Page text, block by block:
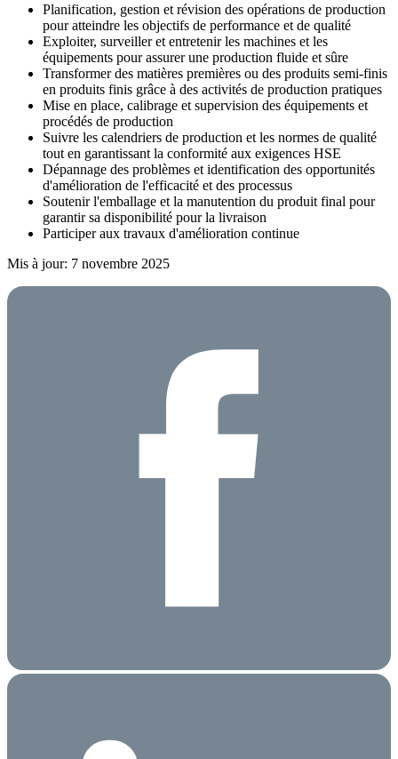
Planification, gestion et révision des opérations de production
pour atteindre les objectifs de performance et de qualité
Exploiter, surveiller et entretenir les machines et les
équipements pour assurer une production fluide et sûre
Transformer des matières premières ou des produits semi-finis
en produits finis grâce à des activités de production pratiques
Mise en place, calibrage et supervision des équipements et
procédés de production
Suivre les calendriers de production et les normes de qualité
tout en garantissant la conformité aux exigences HSE
Dépannage des problèmes et identification des opportunités
d'amélioration de l'efficacité et des processus
Soutenir l'emballage et la manutention du produit final pour
garantir sa disponibilité pour la livraison
Participer aux travaux d'amélioration continue
Mis à jour: 7 novembre 2025